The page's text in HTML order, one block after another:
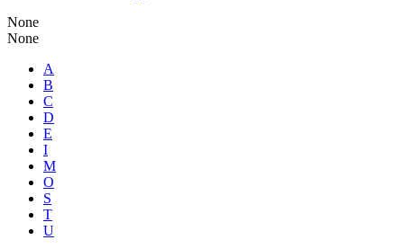
None
None
A
B
C
D
E
I
M
O
S
T
U